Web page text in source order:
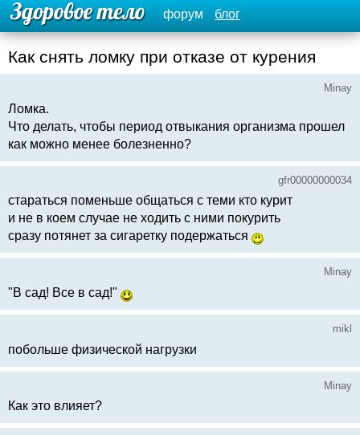
форум блог
Как снять ломку при отказе от курения
Minay
Ломка.
Что делать, чтобы период отвыкания организма прошел
как можно менее болезненно?
gfr00000000034
стараться поменьше общаться с теми кто курит
и не в коем случае не ходить с ними покурить
сразу потянет за сигаретку подержаться
Minay
"В сад! Все в сад!"
mikl
побольше физической нагрузки
Minay
Как это влияет?